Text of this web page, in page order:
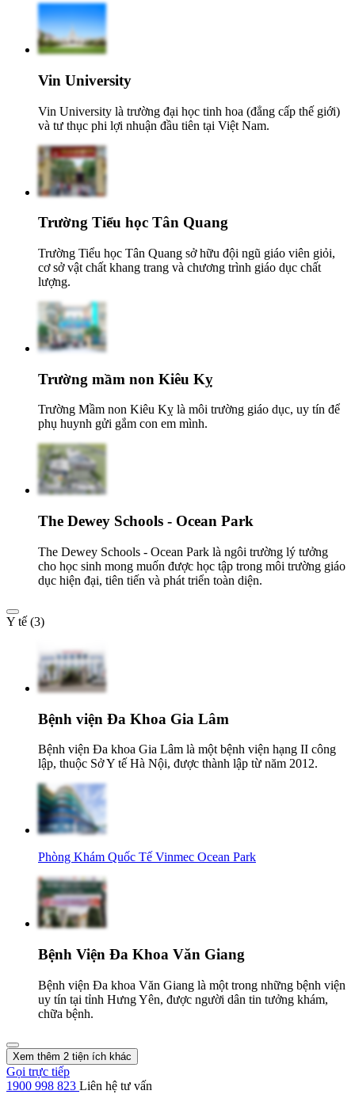
Vin University
Vin University là trường đại học tinh hoa (đẳng cấp thế giới)
và tư thục phi lợi nhuận đầu tiên tại Việt Nam.
Trường Tiểu học Tân Quang
Trường Tiểu học Tân Quang sở hữu đội ngũ giáo viên giỏi,
cơ sở vật chất khang trang và chương trình giáo dục chất
lượng.
Trường mầm non Kiêu Kỵ
Trường Mầm non Kiêu Kỵ là môi trường giáo dục, uy tín để
phụ huynh gửi gắm con em mình.
The Dewey Schools - Ocean Park
The Dewey Schools - Ocean Park là ngôi trường lý tưởng
cho học sinh mong muốn được học tập trong môi trường giáo
dục hiện đại, tiên tiến và phát triển toàn diện.
Y tế (3)
Bệnh viện Đa Khoa Gia Lâm
Bệnh viện Đa khoa Gia Lâm là một bệnh viện hạng II công
lập, thuộc Sở Y tế Hà Nội, được thành lập từ năm 2012.
Phòng Khám Quốc Tế Vinmec Ocean Park
Bệnh Viện Đa Khoa Văn Giang
Bệnh viện Đa khoa Văn Giang là một trong những bệnh viện
uy tín tại tỉnh Hưng Yên, được người dân tin tưởng khám,
chữa bệnh.
Xem thêm 2 tiện ích khác
Gọi trực tiếp
1900 998 823 Liên hệ tư vấn